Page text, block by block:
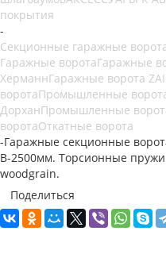
покрытия
-
Секционные гаражные
Гаражные воротаГаражные
ХёрманнГаражные ворота
воротаПромышленные
ДорханПромышленные
воротаОткатные ворота
-Гаражные секционные
В-2500мм. Торсионные
woodgrain.
Поделиться